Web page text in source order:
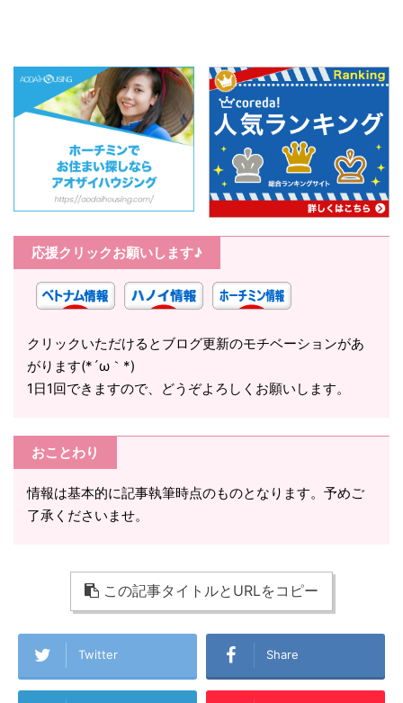
応援クリックお願いします♪
クリックいただけるとブログ更新のモチベーションがあ
がります(*´ω｀*)
1日1回できますので、どうぞよろしくお願いします。
おことわり
情報は基本的に記事執筆時点のものとなります。予めご
了承くださいませ。
この記事タイトルとURLをコピー
Twitter Share